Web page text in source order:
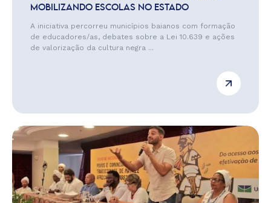
MOBILIZANDO ESCOLAS NO ESTADO
A iniciativa percorreu municípios baianos com formação
de educadores/as, debates sobre a Lei 10.639 e ações
de valorização da cultura negra ...